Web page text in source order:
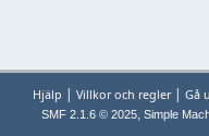
Hjälp | Villkor och regler| Gå
SMF 2.1.6 © 2025, Simple